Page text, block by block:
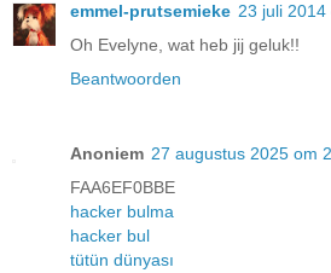
emmel-prutsemieke 23 juli 2014
Oh Evelyne, wat heb jij geluk!!
Beantwoorden
Anoniem 27 augustus 2025 om
FAA6EF0BBE
hacker bulma
hacker bul
tütün dünyası